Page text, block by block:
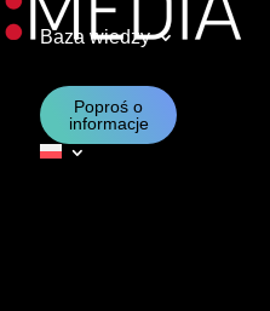
Baza wiedzy
Poproś o
informacje
nasze rozwiązania
i skontaktuj się z